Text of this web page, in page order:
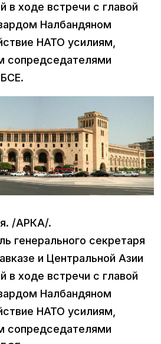
в ходе встречи с главой
Налбандяном
НАТО усилиям,
сопредседателями
/АРКА/.
генерального секретаря
и Центральной Азии
в ходе встречи с главой
Налбандяном
НАТО усилиям,
сопредседателями